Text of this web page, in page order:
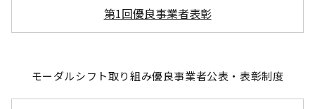
第1回優良事業者表彰
モーダルシフト取り組み優良事業者公表・表彰制度